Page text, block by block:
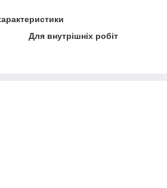
Для внутрішніх робіт